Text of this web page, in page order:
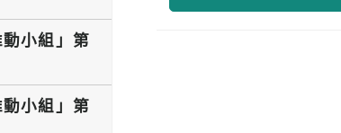
動小組」第
動小組」第